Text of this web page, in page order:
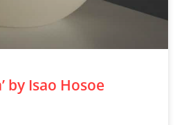
by Isao Hosoe